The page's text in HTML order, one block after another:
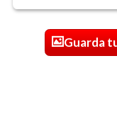
Guarda